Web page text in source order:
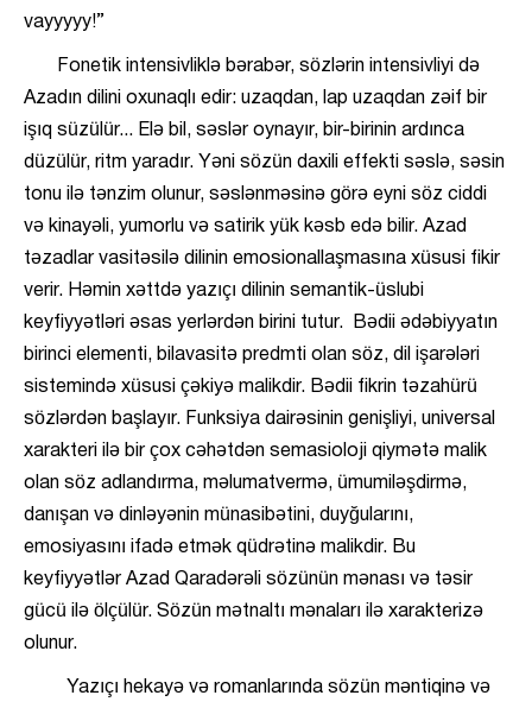
vayyyyy!”
Fonetik intensivliklə bərabər, sözlərin intensivliyi də
Azadın dilini oxunaqlı edir: uzaqdan, lap uzaqdan zəif bir
işıq süzülür... Elə bil, səslər oynayır, bir-birinin ardınca
düzülür, ritm yaradır. Yəni sözün daxili effekti səslə, səsin
tonu ilə tənzim olunur, səslənməsinə görə eyni söz ciddi
və kinayəli, yumorlu və satirik yük kəsb edə bilir. Azad
təzadlar vasitəsilə dilinin emosionallaşmasına xüsusi fikir
verir. Həmin xəttdə yazıçı dilinin semantik-üslubi
keyfiyyətləri əsas yerlərdən birini tutur. Bədii ədəbiyyatın
birinci elementi, bilavasitə predmti olan söz, dil işarələri
sistemində xüsusi çəkiyə malikdir. Bədii fikrin təzahürü
sözlərdən başlayır. Funksiya dairəsinin genişliyi, universal
xarakteri ilə bir çox cəhətdən semasioloji qiymətə malik
olan söz adlandırma, məlumatvermə, ümumiləşdirmə,
danışan və dinləyənin münasibətini, duyğularını,
emosiyasını ifadə etmək qüdrətinə malikdir. Bu
keyfiyyətlər Azad Qaradərəli sözünün mənası və təsir
gücü ilə ölçülür. Sözün mətnaltı mənaları ilə xarakterizə
olunur.
Yazıçı hekayə və romanlarında sözün məntiqinə və